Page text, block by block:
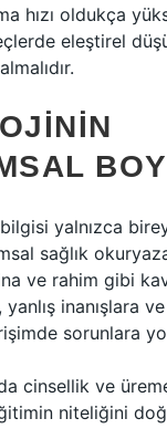
hızı oldukça
eleştirel
bilgisi yalnızca
sağlık
ve rahim gibi
inanışlara
sorunlara
cinsellik ve
niteliğini